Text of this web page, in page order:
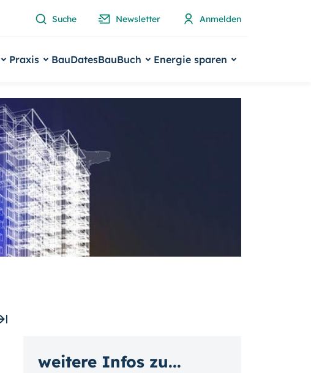
Suche Newsletter Anmelden
Praxis BauDatesBauBuch Energie sparen
weitere Infos zu...